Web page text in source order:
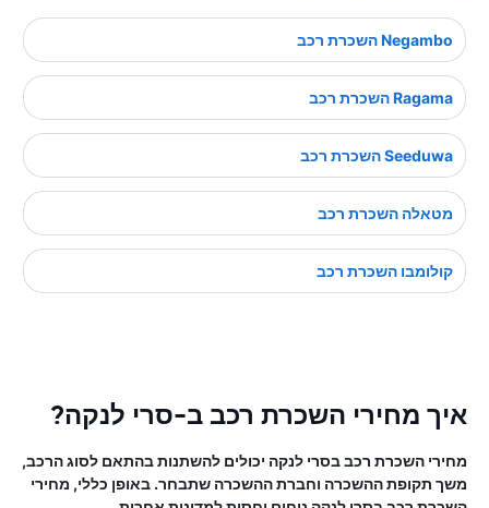
Negambo השכרת רכב
Ragama השכרת רכב
Seeduwa השכרת רכב
מטאלה השכרת רכב
קולומבו השכרת רכב
איך מחירי השכרת רכב ב-סרי לנקה?
מחירי השכרת רכב בסרי לנקה יכולים להשתנות בהתאם לסוג הרכב,
משך תקופת ההשכרה וחברת ההשכרה שתבחר. באופן כללי, מחירי